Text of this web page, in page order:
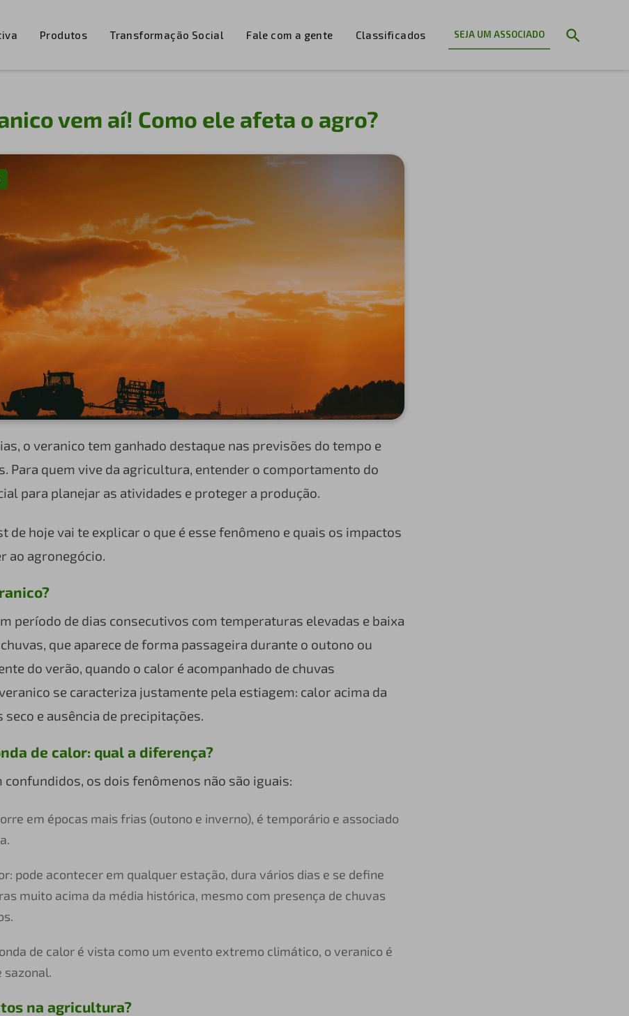
Produtos Transformação Social Fale com a gente Classificados SEJA UM ASSOCIADO
vem aí! Como ele afeta o agro?
o veranico tem ganhado destaque nas previsões do tempo e
Para quem vive da agricultura, entender o comportamento do
para planejar as atividades e proteger a produção.
de hoje vai te explicar o que é esse fenômeno e quais os impactos
ao agronegócio.
período de dias consecutivos com temperaturas elevadas e baixa
que aparece de forma passageira durante o outono ou
do verão, quando o calor é acompanhado de chuvas
se caracteriza justamente pela estiagem: calor acima da
seco e ausência de precipitações.
de calor: qual a diferença?
confundidos, os dois fenômenos não são iguais:
em épocas mais frias (outono e inverno), é temporário e associado
pode acontecer em qualquer estação, dura vários dias e se define
muito acima da média histórica, mesmo com presença de chuvas
de calor é vista como um evento extremo climático, o veranico é
sazonal.
na agricultura?